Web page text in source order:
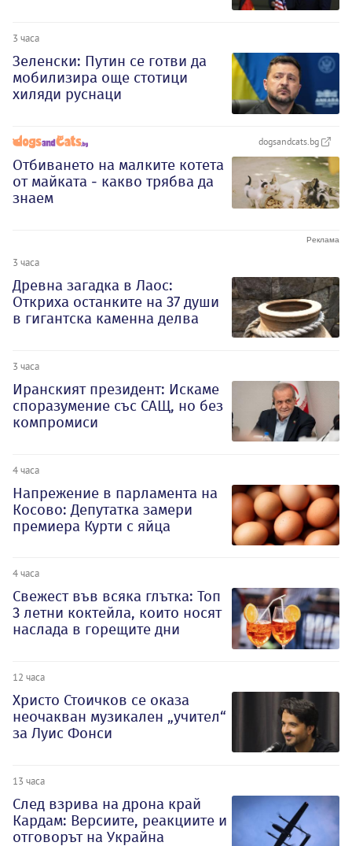
3 часа
Зеленски: Путин се готви да
мобилизира още стотици
хиляди руснаци
dogsandcats.bg
Отбиването на малките котета
от майката - какво трябва да
знаем
3 часа
Древна загадка в Лаос:
Откриха останките на 37 души
в гигантска каменна делва
3 часа
Иранският президент: Искаме
споразумение със САЩ, но без
компромиси
4 часа
Напрежение в парламента на
Косово: Депутатка замери
премиера Курти с яйца
4 часа
Свежест във всяка глътка: Топ
3 летни коктейла, които носят
наслада в горещите дни
12 часа
Христо Стоичков се оказа
неочакван музикален „учител“
за Луис Фонси
13 часа
След взрива на дрона край
Кардам: Версиите, реакциите и
отговорът на Украйна